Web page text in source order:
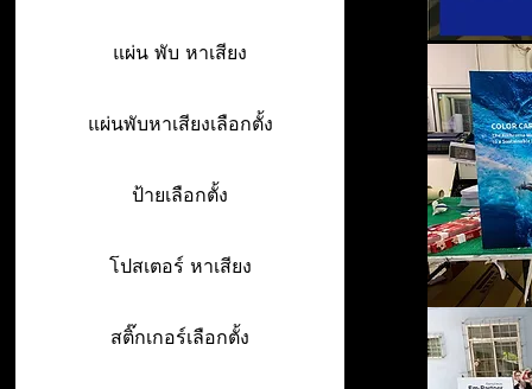
แผ่น พับ หาเสียง
แผ่นพับหาเสียงเลือกตั้ง
ป้ายเลือกตั้ง
โปสเตอร์ หาเสียง
สติ๊กเกอร์เลือกตั้ง